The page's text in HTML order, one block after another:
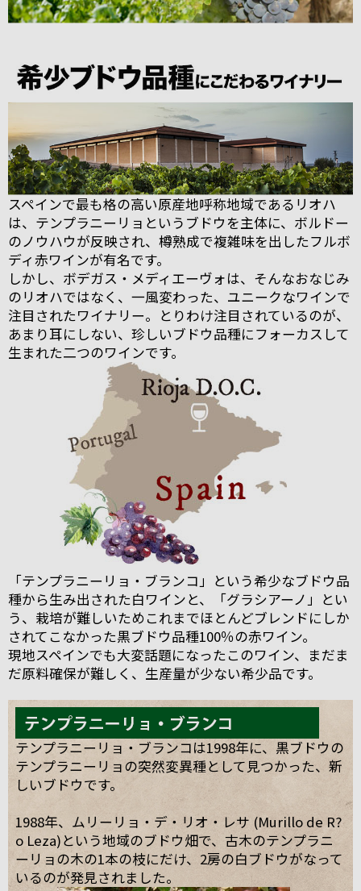
スペインで最も格の高い原産地呼称地域であるリオハ
は、テンプラニーリョというブドウを主体に、ボルドー
のノウハウが反映され、樽熟成で複雑味を出したフルボ
ディ赤ワインが有名です。
しかし、ボデガス・メディエーヴォは、そんなおなじみ
のリオハではなく、一風変わった、ユニークなワインで
注目されたワイナリー。とりわけ注目されているのが、
あまり耳にしない、珍しいブドウ品種にフォーカスして
生まれた二つのワインです。
「テンプラニーリョ・ブランコ」という希少なブドウ品
種から生み出された白ワインと、「グラシアーノ」とい
う、栽培が難しいためこれまでほとんどブレンドにしか
されてこなかった黒ブドウ品種100％の赤ワイン。
現地スペインでも大変話題になったこのワイン、まだま
だ原料確保が難しく、生産量が少ない希少品です。
テンプラニーリョ・ブランコは1998年に、黒ブドウの
テンプラニーリョの突然変異種として見つかった、新
しいブドウです。
1988年、ムリーリョ・デ・リオ・レサ (Murillo de R?
o Leza)という地域のブドウ畑で、古木のテンプラニ
ーリョの木の1本の枝にだけ、2房の白ブドウがなって
いるのが発見されました。